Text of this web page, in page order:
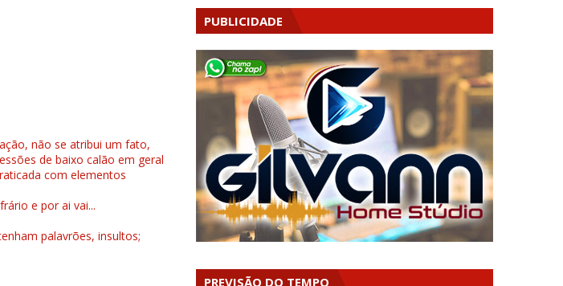
não se atribui um fato,
de baixo calão em geral
com elementos
e por ai vai...
palavrões, insultos;
PUBLICIDADE
PREVISÃO DO TEMPO